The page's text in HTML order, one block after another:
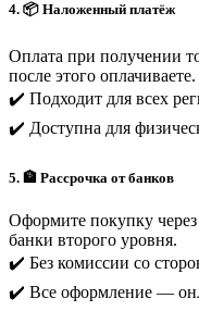
4. 📦 Наложенный платёж
Оплата при получении
после этого оплачиваете.
✔️ Подходит для всех
✔️ Доступна для
5. 🏦 Рассрочка от банков
Оформите покупку
банки второго уровня.
✔️ Без комиссии со
✔️ Все оформление —